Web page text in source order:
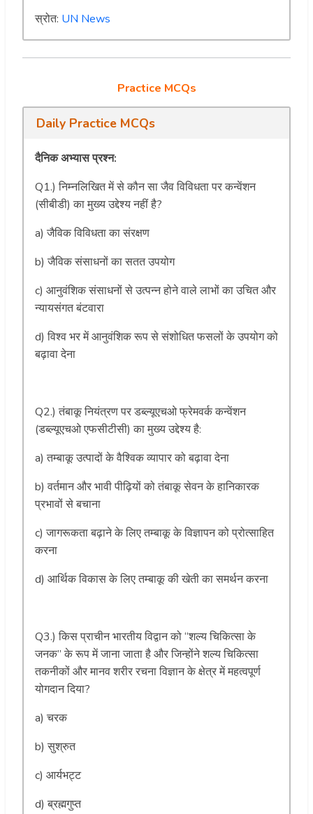
स्रोत: UN News
Practice MCQs
Daily Practice MCQs
दैनिक अभ्यास प्रश्न:
Q1.) निम्नलिखित में से कौन सा जैव विविधता पर कन्वेंशन
(सीबीडी) का मुख्य उद्देश्य नहीं है?
a) जैविक विविधता का संरक्षण
b) जैविक संसाधनों का सतत उपयोग
c) आनुवंशिक संसाधनों से उत्पन्न होने वाले लाभों का उचित और
न्यायसंगत बंटवारा
d) विश्व भर में आनुवंशिक रूप से संशोधित फसलों के उपयोग को
बढ़ावा देना
Q2.) तंबाकू नियंत्रण पर डब्ल्यूएचओ फ्रेमवर्क कन्वेंशन
(डब्ल्यूएचओ एफसीटीसी) का मुख्य उद्देश्य है:
a) तम्बाकू उत्पादों के वैश्विक व्यापार को बढ़ावा देना
b) वर्तमान और भावी पीढ़ियों को तंबाकू सेवन के हानिकारक
प्रभावों से बचाना
c) जागरूकता बढ़ाने के लिए तम्बाकू के विज्ञापन को प्रोत्साहित
करना
d) आर्थिक विकास के लिए तम्बाकू की खेती का समर्थन करना
Q3.) किस प्राचीन भारतीय विद्वान को “शल्य चिकित्सा के
जनक” के रूप में जाना जाता है और जिन्होंने शल्य चिकित्सा
तकनीकों और मानव शरीर रचना विज्ञान के क्षेत्र में महत्वपूर्ण
योगदान दिया?
a) चरक
b) सुश्रुत
c) आर्यभट्ट
d) ब्रह्मगुप्त